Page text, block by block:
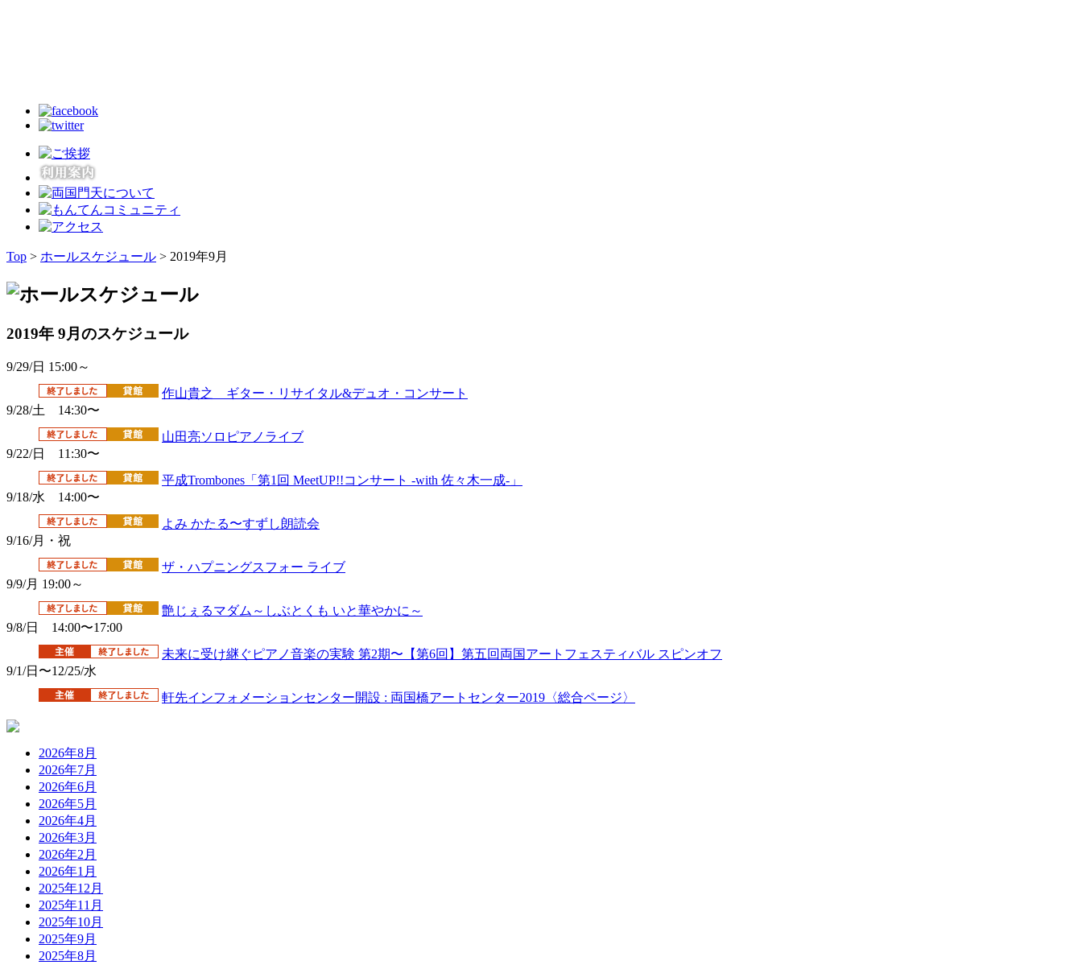
Top > ホールスケジュール > 2019年9月
2019年 9月のスケジュール
9/29/日 15:00～
作山貴之 ギター・リサイタル&デュオ・コンサート
9/28/土 14:30〜
山田亮ソロピアノライブ
9/22/日 11:30〜
平成Trombones「第1回 MeetUP!!コンサート -with 佐々木一成-」
9/18/水 14:00〜
よみ かたる〜すずし朗読会
9/16/月・祝
ザ・ハプニングスフォー ライブ
9/9/月 19:00～
艶じぇるマダム～しぶとくも いと華やかに～
9/8/日 14:00〜17:00
未来に受け継ぐピアノ音楽の実験 第2期〜【第6回】第五回両国アートフェスティバル スピンオフ
9/1/日〜12/25/水
軒先インフォメーションセンター開設 : 両国橋アートセンター2019〈総合ページ〉
2026年8月
2026年7月
2026年6月
2026年5月
2026年4月
2026年3月
2026年2月
2026年1月
2025年12月
2025年11月
2025年10月
2025年9月
2025年8月